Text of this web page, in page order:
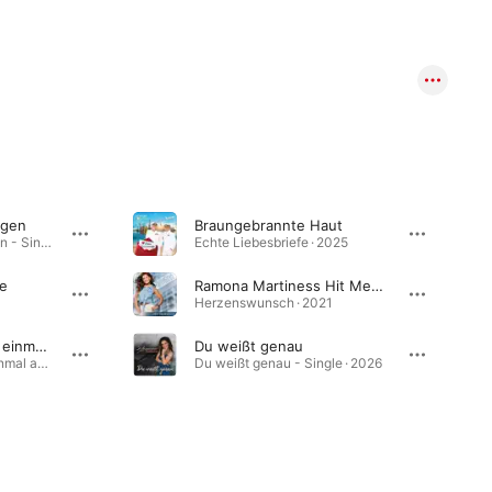
Erzähl mir schöne Lügen - Single · 2026
Bitte lüge mich noch einmal an
Bitte lüge mich noch einmal an - Single · 2021
Braungebrannte Haut
Echte Liebesbriefe · 2025
Ramona Martiness Hit Medley
Herzenswunsch · 2021
Du weißt genau
Du weißt genau - Single · 2026